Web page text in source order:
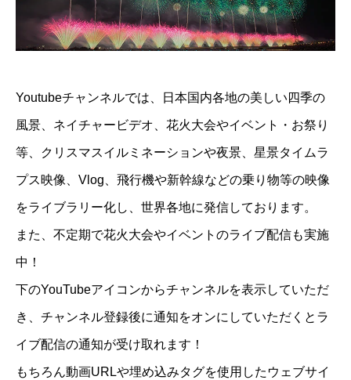
Youtubeチャンネルでは、日本国内各地の美しい四季の
風景、ネイチャービデオ、花火大会やイベント・お祭り
等、クリスマスイルミネーションや夜景、星景タイムラ
プス映像、Vlog、飛行機や新幹線などの乗り物等の映像
をライブラリー化し、世界各地に発信しております。
また、不定期で花火大会やイベントのライブ配信も実施
中！
下のYouTubeアイコンからチャンネルを表示していただ
き、チャンネル登録後に通知をオンにしていただくとラ
イブ配信の通知が受け取れます！
もちろん動画URLや埋め込みタグを使用したウェブサイ